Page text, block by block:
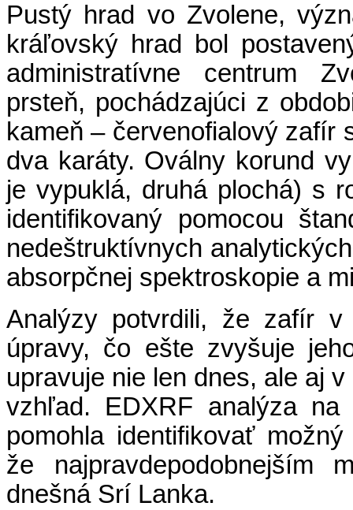
Pustý hrad vo Zvolene,
kráľovský hrad bol
administratívne centrum
prsteň, pochádzajúci z
kameň – červenofialový zafír
dva karáty. Oválny korund
je vypuklá, druhá plochá) s
identifikovaný pomocou
nedeštruktívnych
absorpčnej spektroskopie a
Analýzy potvrdili, že zafír
úpravy, čo ešte zvyšuje
upravuje nie len dnes, ale aj
vzhľad. EDXRF analýza
pomohla identifikovať
že najpravdepodobnejším
dnešná Srí Lanka.